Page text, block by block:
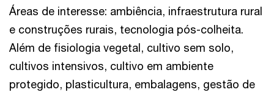
Áreas de interesse: ambiência, infraestrutura rural
e construções rurais, tecnologia pós-colheita.
Além de fisiologia vegetal, cultivo sem solo,
cultivos intensivos, cultivo em ambiente
protegido, plasticultura, embalagens, gestão de